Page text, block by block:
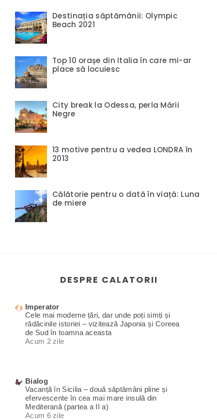
Destinația săptămânii: Olympic
Beach 2021
Top 10 orașe din Italia în care mi-ar
place să locuiesc
City break la Odessa, perla Mării
Negre
13 motive pentru a vedea LONDRA în
2013
Călătorie pentru o dată în viață: Luna
de miere
DESPRE CALATORII
Imperator
Cele mai moderne țări, dar unde poți simți și
rădăcinile istoriei – vizitează Japonia și Coreea
de Sud în toamna aceasta
Acum 2 zile
Bialog
Vacanță în Sicilia – două săptămâni pline și
efervescente în cea mai mare insulă din
Mediterană (partea a II a)
Acum 6 zile